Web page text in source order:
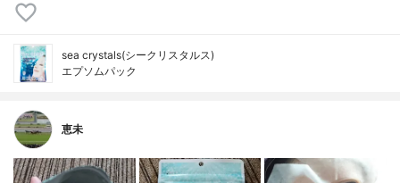
sea crystals(シークリスタルス)
エプソムパック
恵未